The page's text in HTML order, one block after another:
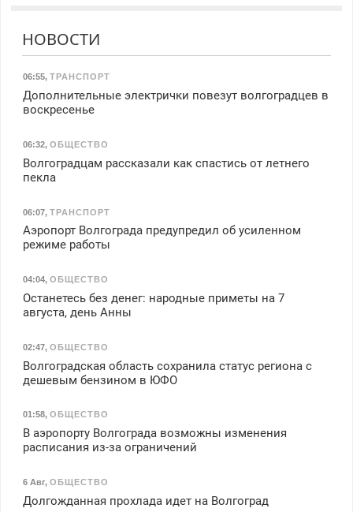
НОВОСТИ
06:55, ТРАНСПОРТ
Дополнительные электрички повезут волгоградцев в
воскресенье
06:32, ОБЩЕСТВО
Волгоградцам рассказали как спастись от летнего
пекла
06:07, ТРАНСПОРТ
Аэропорт Волгограда предупредил об усиленном
режиме работы
04:04, ОБЩЕСТВО
Останетесь без денег: народные приметы на 7
августа, день Анны
02:47, ОБЩЕСТВО
Волгоградская область сохранила статус региона с
дешевым бензином в ЮФО
01:58, ОБЩЕСТВО
В аэропорту Волгограда возможны изменения
расписания из-за ограничений
6 Авг, ОБЩЕСТВО
Долгожданная прохлада идет на Волгоград